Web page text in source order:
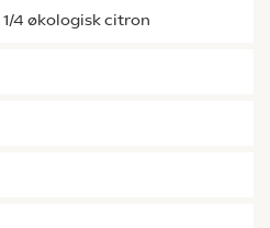
1/4 økologisk citron